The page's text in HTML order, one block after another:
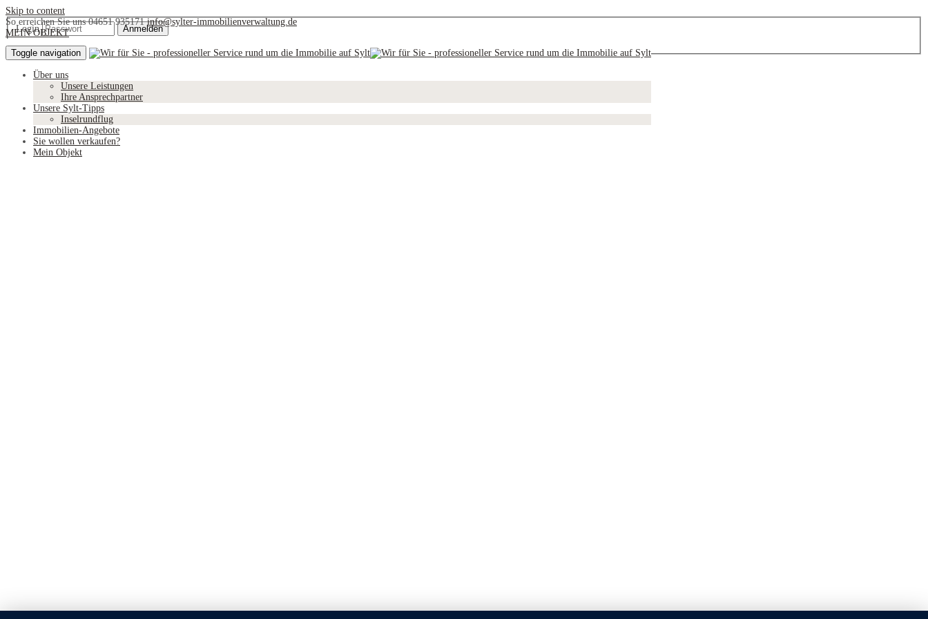
Skip to content
So erreichen Sie uns 04651 935171 info@sylter-immobilienverwaltung.de
MEIN OBJEKT
Toggle navigation
Über uns
Unsere Leistungen
Ihre Ansprechpartner
Unsere Sylt-Tipps
Inselrundflug
Immobilien-Angebote
Sie wollen verkaufen?
Mein Objekt
Login
© Sylter Immobilienverwaltung Holger Hoffmann · 2026
Impressum
Datenschutz